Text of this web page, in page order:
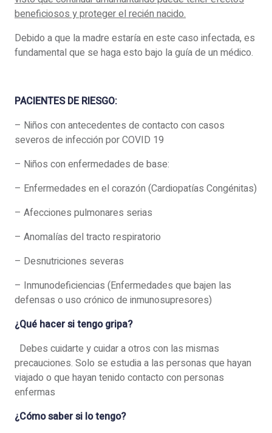
beneficiosos y proteger el recién nacido.
Debido a que la madre estaría en este caso infectada, es
fundamental que se haga esto bajo la guía de un médico.
PACIENTES DE RIESGO:
– Niños con antecedentes de contacto con casos
severos de infección por COVID 19
– Niños con enfermedades de base:
– Enfermedades en el corazón (Cardiopatías Congénitas)
– Afecciones pulmonares serias
– Anomalías del tracto respiratorio
– Desnutriciones severas
– Inmunodeficiencias (Enfermedades que bajen las
defensas o uso crónico de inmunosupresores)
¿Qué hacer si tengo gripa?
Debes cuidarte y cuidar a otros con las mismas
precauciones. Solo se estudia a las personas que hayan
viajado o que hayan tenido contacto con personas
enfermas
¿Cómo saber si lo tengo?